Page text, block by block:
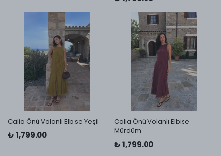
Calia Önü Volanlı Elbise Yeşil
₺ 1,799.00
Calia Önü Volanlı Elbise
Mürdüm
₺ 1,799.00